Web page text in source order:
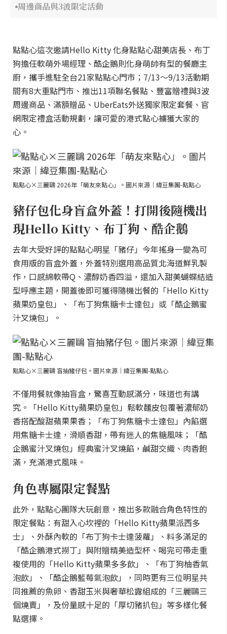
周邊商品與3波限定活動
點點心這次邀請Hello Kitty 化身點點心甜美店長、布丁
狗擔任軟萌外場經理、酷企鵝則化身萌帥有型的餐廳主
廚，攜手進駐全台21家點點心門市；7/13～9/13活動期
間有8大重點門市、推出11項聯名餐點、豐富贈禮與3波
周邊商品、滿額贈品、UberEats外送獨家限定套餐、官
網限定禮盒活動規劃，讓可愛的港式點心擄獲大家的
心。
點點心×三麗鷗 2026年「萌友來點心」。圖片來源｜緯豆集團-點點心
豬仔包化身盲盒外蓋！打開後隨機出
現Hello Kitty、布丁狗、酷企鵝
去年大受好評的點點心明星「豬仔」今年搖身一變為可
食用版的盲盒外蓋，外蓋特別選用高品質北海道鮮乳製
作，口感綿軟帶Q、濃醇奶香四溢，還加入甜美蝴蝶結造
型呼應主題，開蓋後即可獲得隨機出餐的「Hello Kitty
蘋果奶皇包」、「布丁狗焦糖卡士達包」或「酷企鵝蜜
汁叉燒包」。
點點心×三麗鷗 盲抽豬仔包。圖片來源｜緯豆集團-點點心
不僅用餐就像抽盲盒，驚喜互動感滿分，味道也有講
究。「Hello Kitty蘋果奶皇包」鬆軟麵皮包覆著濃郁奶
香搭配酸甜蘋果果香；「布丁狗焦糖卡士達包」內餡選
用焦糖卡士達，滑順香甜，帶有迷人的焦糖風味；「酷
企鵝蜜汁叉燒包」經典蜜汁叉燒餡，鹹甜交織、肉香飽
滿，充滿港式風味。
角色專屬限定餐點
此外，點點心團隊大玩創意，推出多款融合角色特性的
限定餐點：有甜入心坎裡的「Hello Kitty蘋果派西多
士」、外酥內軟的「布丁狗卡士達菠蘿」、料多滿足的
「酷企鵝港式撈丁」與附贈精美造型杯、喝完可帶走重
複使用的「Hello Kitty蘋果多多飲」、「布丁狗柚香氣
泡飲」、「酷企鵝藍莓氣泡飲」，同時更有三位明星共
同推薦的魚卵、香甜玉米與奢華松露組成的「三麗鷗三
個燒賣」，及份量感十足的「厚切豬扒包」等多樣化餐
點選擇。